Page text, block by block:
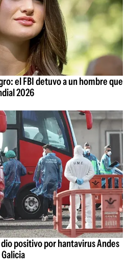
el FBI detuvo a un hombre que
2026
positivo por hantavirus Andes